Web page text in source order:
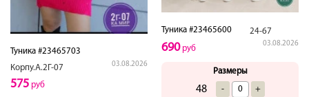
Туника #23465703
Корпу.А.2Г-07
03.08.2026
575 руб
Туника #23465600 24-67
03.08.2026
690руб
Размеры
48 - +